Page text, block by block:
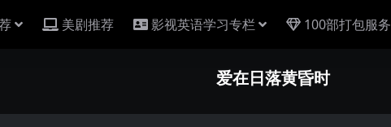
美剧推荐 影视英语学习专栏 100部打包服务
爱在日落黄昏时